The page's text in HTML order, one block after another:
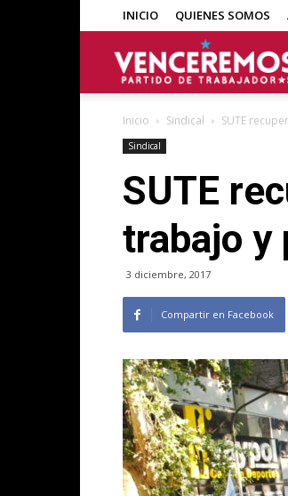
INICIO QUIENES SOMOS
Inicio Sindical SUTE
Sindical
SUTE
trabajo y
3 diciembre, 2017
Compartir en Facebook